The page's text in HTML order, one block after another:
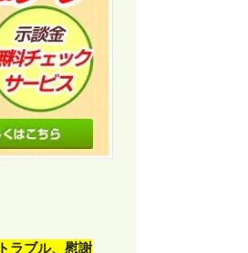
ラブル、慰謝